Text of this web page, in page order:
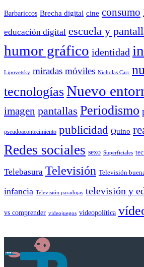
Barbariccos Brecha digital cine consumo
educación digital escuela y
humor gráfico identidad
Lipovetsky miradas móviles Nicholas Carr
tecnologíasNuevo
imagen pantallas Periodismo
pseudoacontecimiento publicidad Quino
Redes sociales sexo Superficiales
Telebasura Televisión Televisión
infancia Televisión paradojas televisión y
vs comprender videojuegos videopolítica